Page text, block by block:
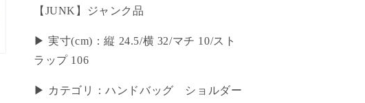
【JUNK】ジャンク品
▶︎ 実寸(cm)：縦 24.5/横 32/マチ 10/スト
ラップ 106
▶ カテゴリ：ハンドバッグ ショルダー